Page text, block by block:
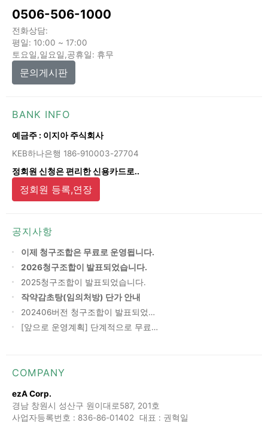
0506-506-1000
전화상담:
평일: 10:00 ~ 17:00
토요일,일요일,공휴일: 휴무
문의게시판
BANK INFO
예금주 : 이지아 주식회사
KEB하나은행 186-910003-27704
정회원 신청은 편리한 신용카드로..
정회원 등록,연장
공지사항
이제 청구조합은 무료로 운영됩니다.
2026청구조합이 발표되었습니다.
2025청구조합이 발표되었습니다.
작약감초탕(임의처방) 단가 안내
202406버전 청구조합이 발표되었…
[앞으로 운영계획] 단계적으로 무료…
COMPANY
ezA Corp.
경남 창원시 성산구 원이대로587, 201호
사업자등록번호 : 836-86-01402
대표 : 권혁일